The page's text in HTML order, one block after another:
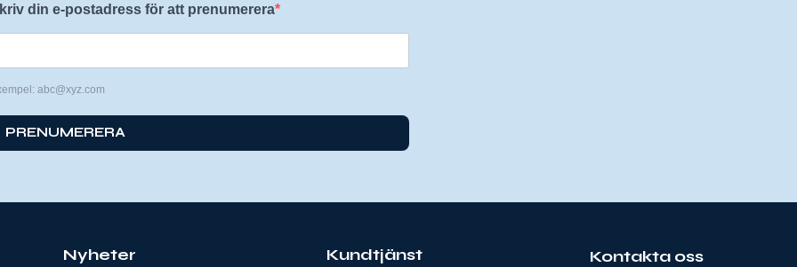
din e-postadress för att prenumerera
abc@xyz.com
PRENUMERERA
Nyheter Kundtjänst Kontakta oss